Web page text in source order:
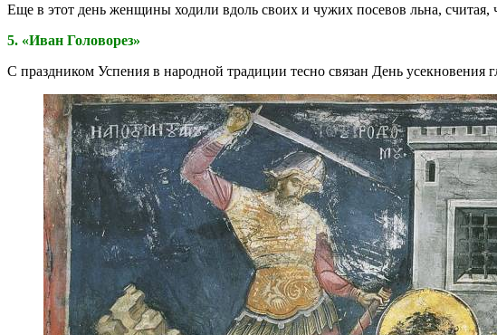
Еще в этот день женщины ходили вдоль своих и чужих посевов льна,
5. «Иван Головорез»
С праздником Успения в народной традиции тесно связан День